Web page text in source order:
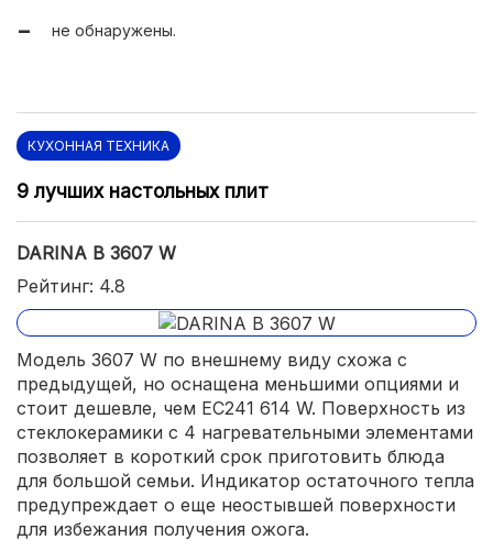
не обнаружены.
КУХОННАЯ ТЕХНИКА
9 лучших настольных плит
DARINA B 3607 W
Рейтинг: 4.8
Модель 3607 W по внешнему виду схожа с
предыдущей, но оснащена меньшими опциями и
стоит дешевле, чем EC241 614 W. Поверхность из
стеклокерамики с 4 нагревательными элементами
позволяет в короткий срок приготовить блюда
для большой семьи. Индикатор остаточного тепла
предупреждает о еще неостывшей поверхности
для избежания получения ожога.